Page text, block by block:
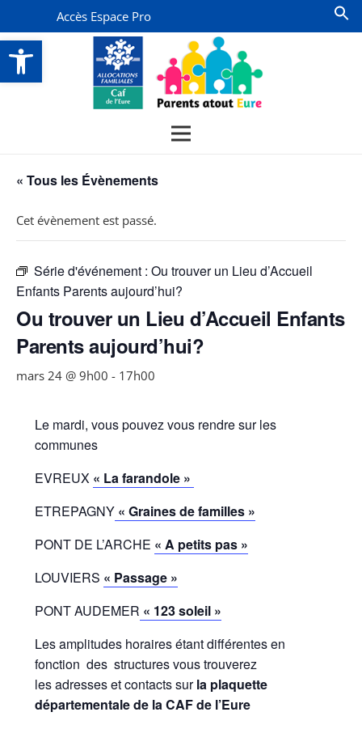
Ouvrir la barre d’outils
Accès Espace Pro
« Tous les Évènements
Cet évènement est passé.
Série d'événement : Ou trouver un Lieu d’Accueil
Enfants Parents aujourd’hui?
Ou trouver un Lieu d’Accueil Enfants
Parents aujourd’hui?
mars 24 @ 9h00 - 17h00
Le mardi, vous pouvez vous rendre sur les
communes
EVREUX « La farandole »
ETREPAGNY« Graines de familles »
PONT DE L’ARCHE « A petits pas »
LOUVIERS « Passage »
PONT AUDEMER « 123 soleil »
Les amplitudes horaires étant différentes en
fonction des structures vous trouverez
les adresses et contacts surla plaquette
départementale de la CAF de l’Eure